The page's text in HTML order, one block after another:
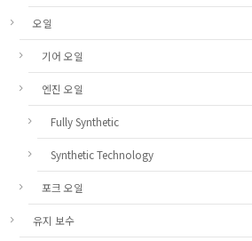
오일
기어 오일
엔진 오일
Fully Synthetic
Synthetic Technology
포크 오일
유지 보수